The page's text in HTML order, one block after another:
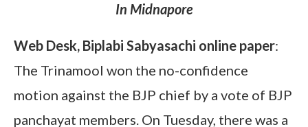
In Midnapore
Web Desk, Biplabi Sabyasachi online paper:
The Trinamool won the no-confidence
motion against the BJP chief by a vote of BJP
panchayat members. On Tuesday, there was a